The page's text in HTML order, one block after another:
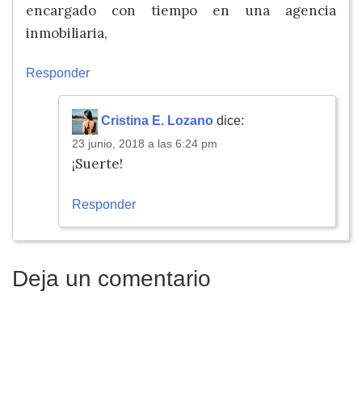
encargado con tiempo en una agencia
inmobiliaria,
Responder
Cristina E. Lozano dice:
23 junio, 2018 a las 6:24 pm
¡Suerte!
Responder
Deja un comentario